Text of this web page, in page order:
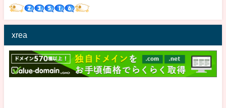
xrea